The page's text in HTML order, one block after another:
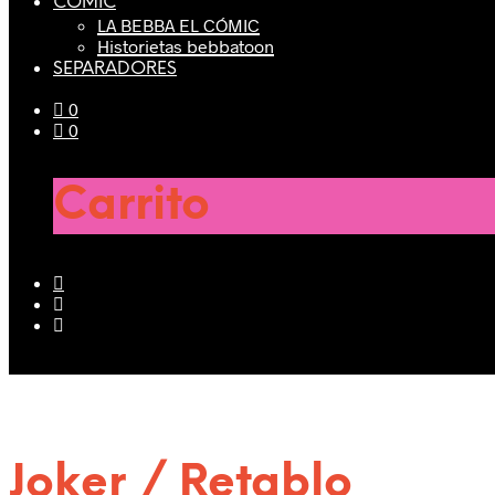
LA BEBBA EL CÓMIC
Historietas bebbatoon
SEPARADORES
0
0
Carrito
Joker / Retablo